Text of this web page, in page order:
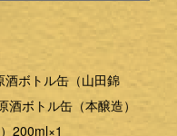
酒ボトル缶（山田錦
ボトル缶（本醸造）
200ml×1